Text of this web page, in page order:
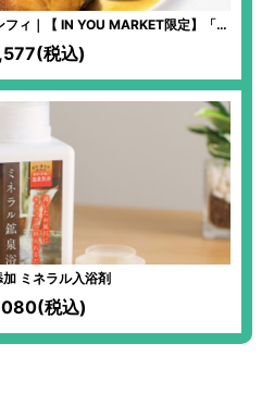
ィ｜【 IN YOU MARKET限定】「化
いお料理を食べさせてあげたい」と
料オーガニックのフレンチ料理！塩
も最適な美味しいコンフィの完成！
税込)
ミネラル入浴剤
税込)